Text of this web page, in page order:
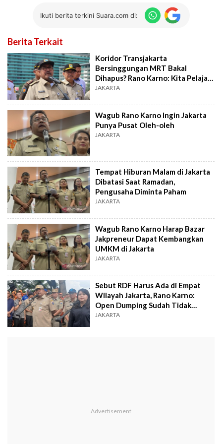
Ikuti berita terkini Suara.com di:
Berita Terkait
Koridor Transjakarta
Bersinggungan MRT Bakal
Dihapus? Rano Karno: Kita Pelajari
Dulu
JAKARTA
Wagub Rano Karno Ingin Jakarta
Punya Pusat Oleh-oleh
JAKARTA
Tempat Hiburan Malam di Jakarta
Dibatasi Saat Ramadan,
Pengusaha Diminta Paham
JAKARTA
Wagub Rano Karno Harap Bazar
Jakpreneur Dapat Kembangkan
UMKM di Jakarta
JAKARTA
Sebut RDF Harus Ada di Empat
Wilayah Jakarta, Rano Karno:
Open Dumping Sudah Tidak
Mungkin
JAKARTA